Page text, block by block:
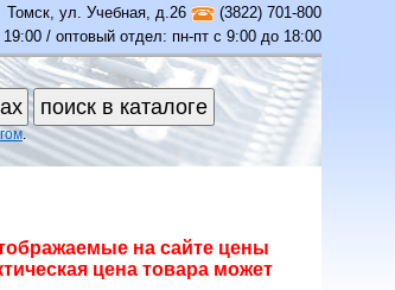
Томск, ул. Учебная, д.26
(3822) 701-800
/ оптовый отдел: пн-пт с 9:00 до 18:00
.
на сайте цены
цена товара может